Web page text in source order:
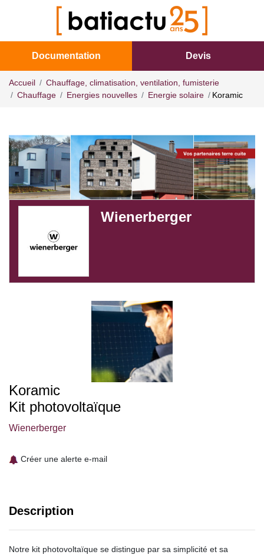
Documentation Devis
Accueil
Chauffage, climatisation, ventilation, fumisterie
Chauffage
Energies nouvelles Energie solaire Koramic
Wienerberger
Koramic
Kit photovoltaïque
Wienerberger
Créer une alerte e-mail
Description
Notre kit photovoltaïque se distingue par sa simplicité et sa